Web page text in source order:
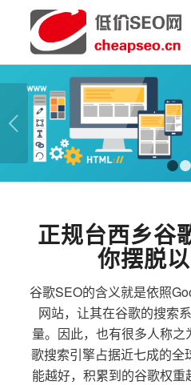
正规台西乡谷
你摆脱
谷歌SEO的含义就是依照
网站，让其在谷歌的搜索
量。因此，也有很多人称
歌搜索引擎占据近七成的全
能越好，积累到的谷歌权